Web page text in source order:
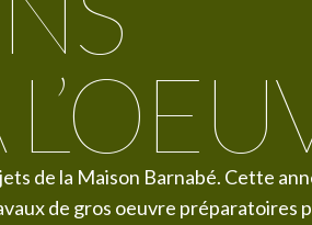
de la Maison Barnabé. Cette
de gros oeuvre préparatoires